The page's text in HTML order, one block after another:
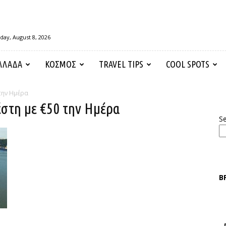
August 8, 2026
ΚΟΣΜΟΣ TRAVEL TIPS COOL SPOTS
Ημέρα
με €50 την Ημέρα